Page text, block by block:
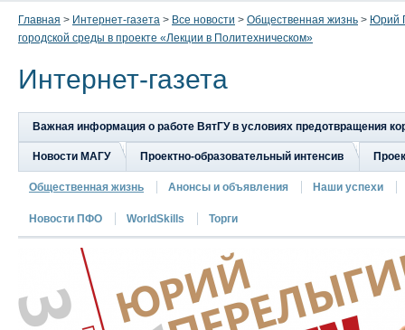
Главная > Интернет-газета > Все новости > Общественная жизнь > Юрий
городской среды в проекте «Лекции в Политехническом»
Интернет-газета
Важная информация о работе ВятГУ в условиях предотвращения
Новости МАГУ Проектно-образовательный интенсив
Общественная жизнь Анонсы и объявления Наши успехи
Новости ПФО WorldSkills Торги